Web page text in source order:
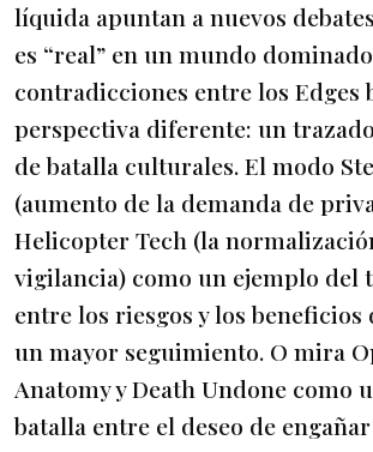
líquida apuntan a nuevos
es “real” en un mundo
contradicciones entre los Edges
perspectiva diferente: un
de batalla culturales. El modo
(aumento de la demanda de
Helicopter Tech (la
vigilancia) como un ejemplo del
entre los riesgos y los beneficios
un mayor seguimiento. O mira
Anatomy y Death Undone como
batalla entre el deseo de